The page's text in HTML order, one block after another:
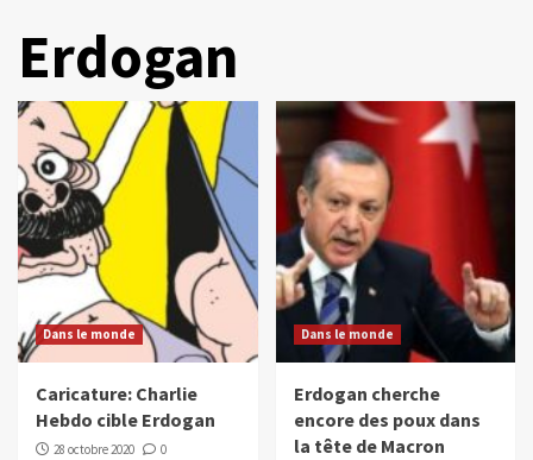
Erdogan
Dans le monde
Caricature: Charlie
Hebdo cible Erdogan
28 octobre 2020 0
Dans le monde
Erdogan cherche
encore des poux dans
la tête de Macron